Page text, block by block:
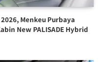
Menkeu Purbaya
New PALISADE Hybrid